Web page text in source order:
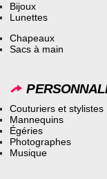
Bijoux
Lunettes
Chapeaux
Sacs à main
Couturiers et stylistes
Mannequins
Égéries
Photographes
Musique